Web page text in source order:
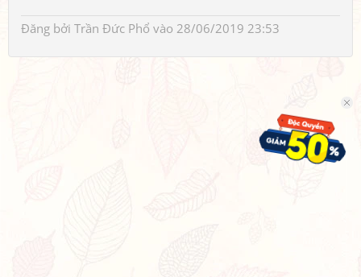
Đăng bởi Trần Đức Phổ vào 28/06/2019 23:53